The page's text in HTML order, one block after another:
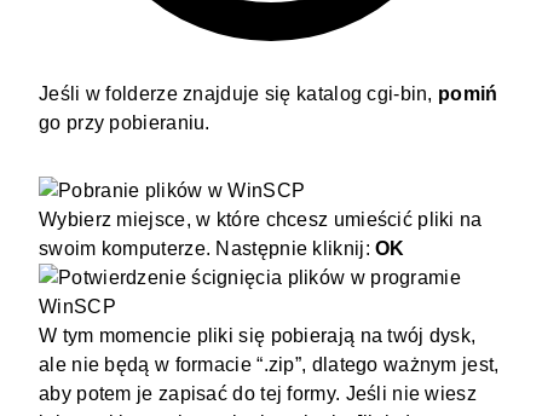
Jeśli w folderze znajduje się katalog cgi-bin, pomiń
go przy pobieraniu.
Wybierz miejsce, w które chcesz umieścić pliki na
swoim komputerze. Następnie kliknij:OK
W tym momencie pliki się pobierają na twój dysk,
ale nie będą w formacie “.zip”, dlatego ważnym jest,
aby potem je zapisać do tej formy. Jeśli nie wiesz